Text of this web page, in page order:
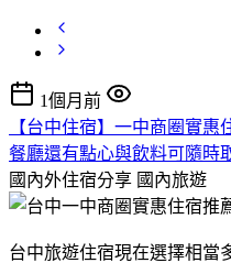
1個月前
【台中住宿】一中商圈實
餐廳還有點心與飲料可隨時
國內外住宿分享 國內旅遊
台中旅遊住宿現在選擇相當